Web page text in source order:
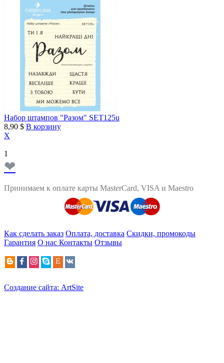
Набор штампов "Разом" SET125u
8,90 $ В корзину
X
1
❤
Принимаем к оплате карты MasterCard, VISA и Maestro
Как сделать заказ Оплата, доставка Скидки, промокоды
Гарантия О нас Контакты Отзывы
Создание сайта: ArtSite